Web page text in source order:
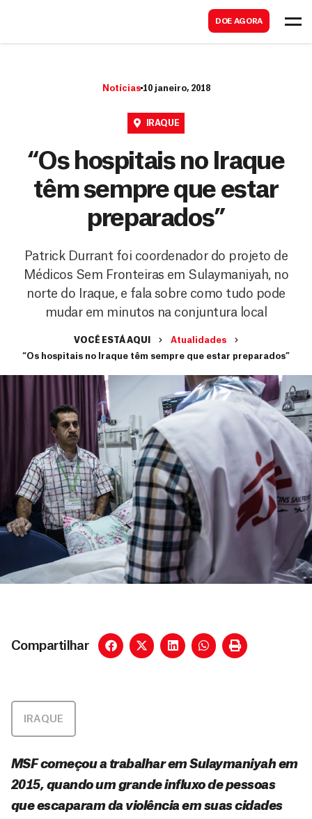
DOE AGORA
r
Notícias 10 janeiro, 2018
IRAQUE
“Os hospitais no Iraque
têm sempre que estar
preparados”
Patrick Durrant foi coordenador do projeto de
Médicos Sem Fronteiras em Sulaymaniyah, no
norte do Iraque, e fala sobre como tudo pode
mudar em minutos na conjuntura local
VOCÊ ESTÁ AQUI
Atualidades
“Os hospitais no Iraque têm sempre que estar preparados”
Compartilhar
IRAQUE
MSF começou a trabalhar em Sulaymaniyah em
2015, quando um grande influxo de pessoas
que escaparam da violência em suas cidades
a
r